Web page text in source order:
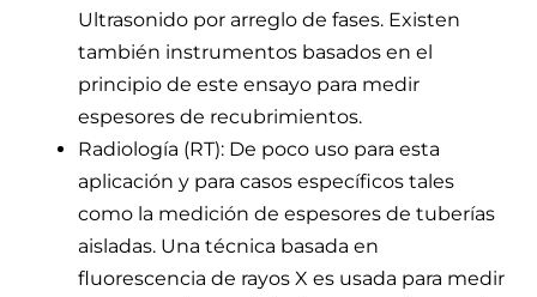
Ultrasonido por arreglo de fases. Existen
también instrumentos basados en el
principio de este ensayo para medir
espesores de recubrimientos.
Radiología (RT): De poco uso para esta
aplicación y para casos específicos tales
como la medición de espesores de tuberías
aisladas. Una técnica basada en
fluorescencia de rayos X es usada para medir